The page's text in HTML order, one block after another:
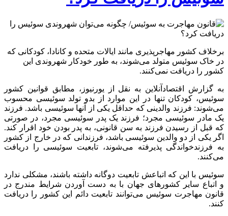
برخلاف کشور مهاجرپذیری مانند ایالات متحده و کانادا، کودکانی که
در خاک سوئیس متولد می‌شوند، به طور خودکار شهروندی این
کشور را دریافت نمی‌کنند.
به گزارش اقتصادآنلاین به نقل از یورنیوز، مطابق قوانین کشور
سوئیس، کودکان تنها در این موارد از بدو تولد سوئیسی محسوب
می‌شوند: فرزند والدینی که حداقل یکی از آنها سوئیسی باشد. فرزند
یک مادر سوئیسی مجرد؛ فرزند یک پدر سوئیسی مجرد، در صورتی
که قبل از رسیدن فرزند به سن قانونی، به پدر بودن خود اقرار کند.
اگر یکی از دو والدین سوئیسی باشد، فرزندانی که در خارج از کشور
به فرزندخواندگی پذیرفته می‌شوند، تابعیت سوئیسی را دریافت
می‌کنند.
سوئیس با این که اتباعش تابعیت دوگانه داشته باشند، مشکلی ندارد
و اتباع سایر کشورهای جهان با به دست آوردن شرایط مندرج در
قانون مهاجرت سوئیس می‌توانند تابعیت دائم این کشور را دریافت
کنند.